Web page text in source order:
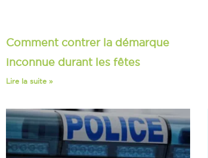
Comment contrer la démarque
inconnue durant les fêtes
Lire la suite »